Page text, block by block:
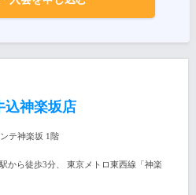
神楽坂店
テ神楽坂 1階
から徒歩3分、 東京メトロ東西線「神楽